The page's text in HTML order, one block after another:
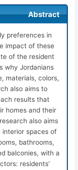
Abstract
preferences in
impact of these
of the resident
why Jordanians
materials, colors,
also aims to
results that
homes and their
also aims
spaces of
bathrooms,
balconies, with a
residents’